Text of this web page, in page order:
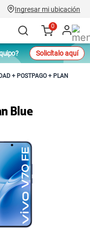
Ingresar mi ubicación
0
Solicítalo aquí
+ POSTPAGO + PLAN
Blue